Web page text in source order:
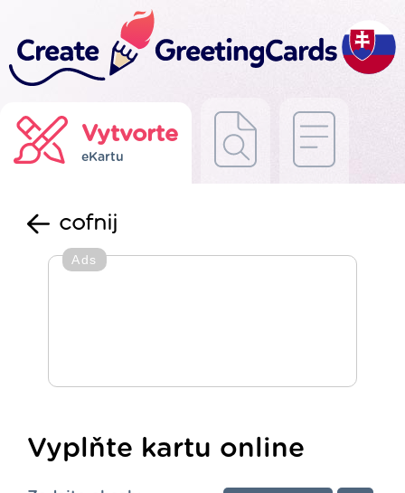
Vytvorte
eKartu
cofnij
Ads
Vyplňte kartu online